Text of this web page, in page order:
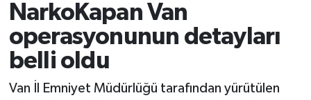
NarkoKapan Van
operasyonunun detayları
belli oldu
Van İl Emniyet Müdürlüğü tarafından yürütülen
Sağlık
Eğitim
Van Trafik Yoğunluk Haritası
Süper Lig Puan Durumu ve Fikstür
Tüm Manşetler